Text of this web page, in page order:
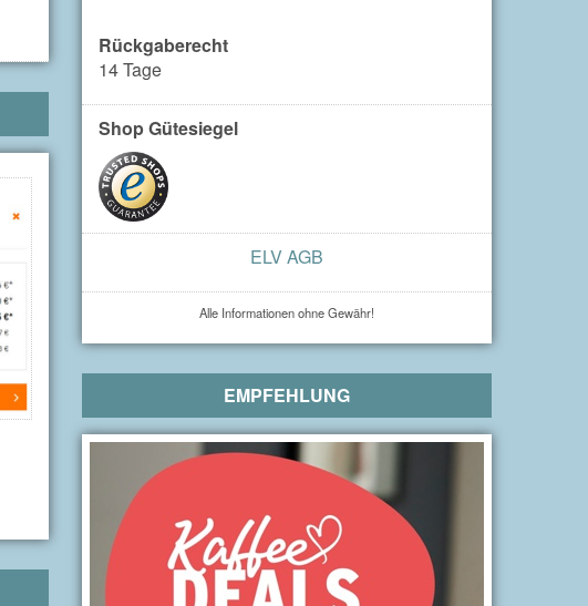
Rückgaberecht
14 Tage
Shop Gütesiegel
ELV AGB
Alle Informationen ohne Gewähr!
EMPFEHLUNG